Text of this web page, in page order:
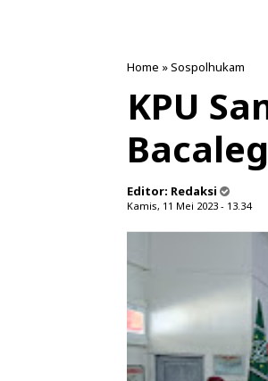
Home »Sospolhukam
KPU
Editor: Redaksi
Kamis, 11 Mei 2023 - 13.34